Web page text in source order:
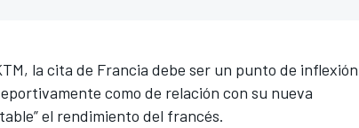
la cita de Francia debe ser un punto de inflexión
como de relación con su nueva
el rendimiento del francés.